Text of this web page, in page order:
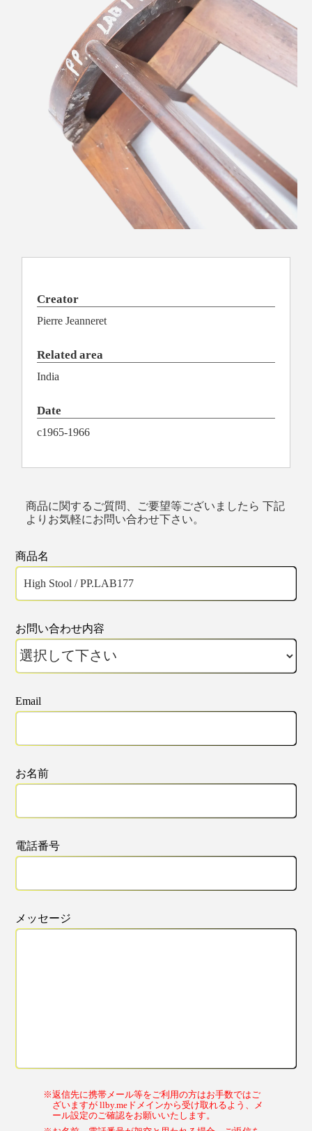
Creator
Pierre Jeanneret
Related area
India
Date
c1965-1966
商品に関するご質問、ご要望等ございましたら 下記
よりお気軽にお問い合わせ下さい。
商品名
お問い合わせ内容
Email
お名前
電話番号
メッセージ
※返信先に携帯メール等をご利用の方はお手数ではご
ざいますが llby.meドメインから受け取れるよう、メ
ール設定のご確認をお願いいたします。